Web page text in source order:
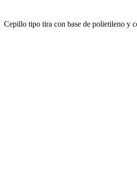
Cepillo tipo tira con base de polietileno y